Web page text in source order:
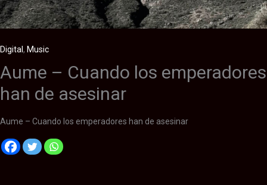
Digital , Music
Aume – Cuando los emperadores
han de asesinar
Aume – Cuando los emperadores han de asesinar